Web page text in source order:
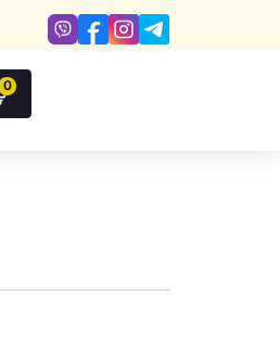
ViberFacebookInstagram
0